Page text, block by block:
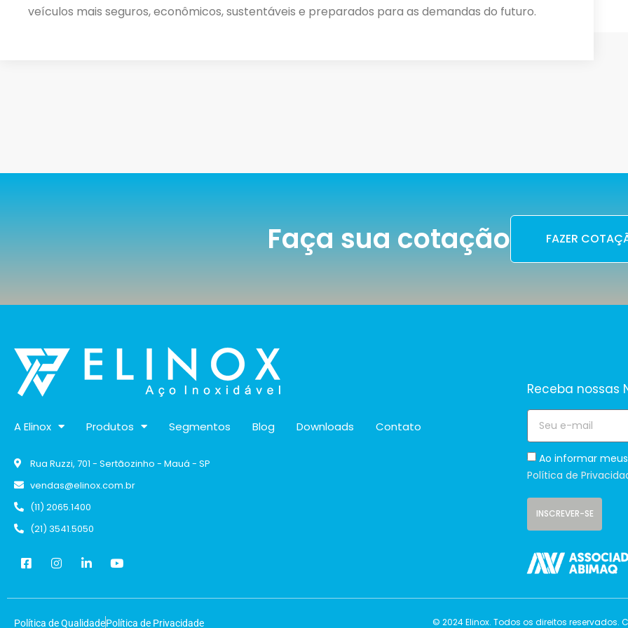
veículos mais seguros, econômicos, sustentáveis e preparados para as demandas do futuro.
Faça sua cotação FAZER
A Elinox Produtos Segmentos Blog Downloads Contato
Rua Ruzzi, 701 - Sertãozinho - Mauá - SP
vendas@elinox.com.br
(11) 2065.1400
(21) 3541.5050
Receba nossas
Ao informar
Política de
INSCREVER-SE
Política de QualidadePolítica de Privacidade © 2024 Elinox. Todos os direitos reservados.